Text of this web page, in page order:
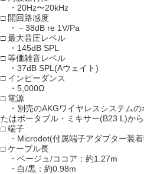
・20Hz〜20kHz
□ 開回路感度
・－38dB re 1V/Pa
□ 最大音圧レベル
・145dB SPL
□ 等価雑音レベル
・37dB SPL(Aウェイト)
□ インピーダンス
・5,000Ω
□ 電源
・別売のAKGワイヤレスシステムの
たはポータブル・ミキサー(B23 L)か
□ 端子
・Microdot(付属端子アダプター装
□ ケーブル長
・ベージュ/ココア：約1.27m
・白/黒：約0.98m